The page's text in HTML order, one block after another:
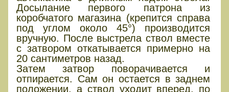
Досылание первого патрона из
коробчатого магазина (крепится справа
под углом около 45°) производится
вручную. После выстрела ствол вместе
с затвором откатывается примерно на
20 сантиметров назад.
Затем затвор поворачивается и
отпирается. Сам он остается в заднем
положении, а ствол уходит вперед, по